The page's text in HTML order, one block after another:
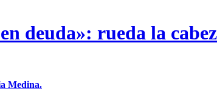
deuda»: rueda la
Medina.